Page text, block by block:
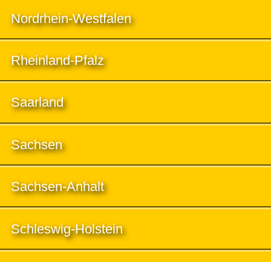
Nordrhein-Westfalen
Rheinland-Pfalz
Saarland
Sachsen
Sachsen-Anhalt
Schleswig-Holstein